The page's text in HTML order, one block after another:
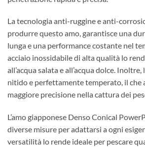
La tecnologia anti-ruggine e anti-
produrre questo amo, garantisce una
lunga e una performance costante nel
acciaio inossidabile di alta qualità lo
all’acqua salata e all’acqua dolce.
nitido e perfettamente temperato, il che
maggiore precisione nella cattura dei
L’amo giapponese Denso Conical
diverse misure per adattarsi a ogni
versatilità lo rende ideale per pescare